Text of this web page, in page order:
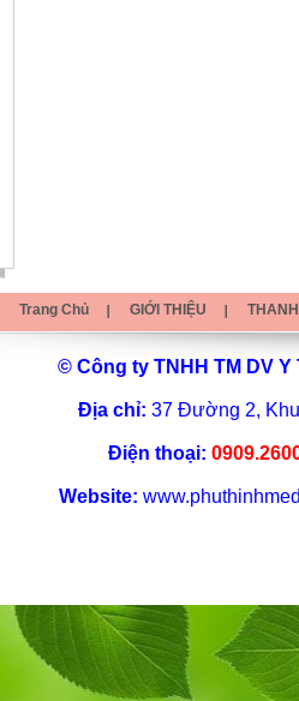
Trang Chủ GIỚI THIỆU
© Công ty TNHH TM DV Y
Địa chỉ: 37 Đường 2,
Điện thoại:
Website: